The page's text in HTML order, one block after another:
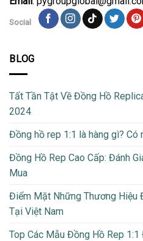
Social
BLOG
Tất Tần Tật Về Đồng Hồ
2024
Đồng hồ rep 1:1 là hàng gì? Có
Đồng Hồ Rep Cao Cấp: Đánh
Mua
Điểm Mặt Những Thương Hiệu
Tại Việt Nam
Top Các Mẫu Đồng Hồ Rep